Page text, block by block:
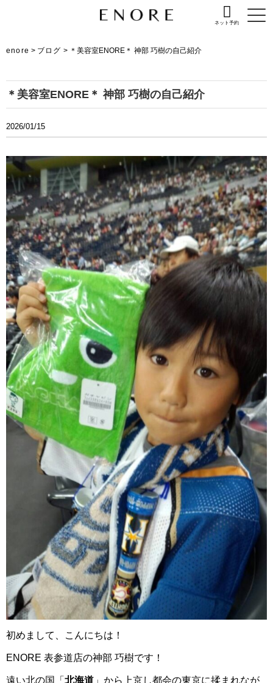
ネット予約
enore > ブログ > ＊美容室ENORE＊ 神部 巧樹の自己紹介
＊美容室ENORE＊ 神部 巧樹の自己紹介
2026/01/15
初めまして、こんにちは！
ENORE 表参道店の神部 巧樹です！
遠い北の国「 北海道 」から上京し都会の東京に揉まれなが